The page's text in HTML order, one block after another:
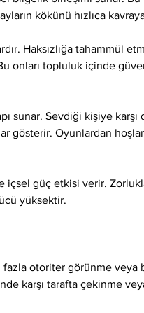
kökünü hızlıca
Haksızlığa tahammül
onları topluluk içinde
sunar. Sevdiği kişiye karşı
gösterir. Oyunlardan
içsel güç etkisi verir.
yüksektir.
otoriter görünme veya
karşı tarafta çekinme